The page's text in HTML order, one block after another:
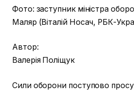
Фото: заступник міністра
Маляр (Віталій Носач, РБК-
Автор:
Валерія Поліщук
Сили оборони поступово